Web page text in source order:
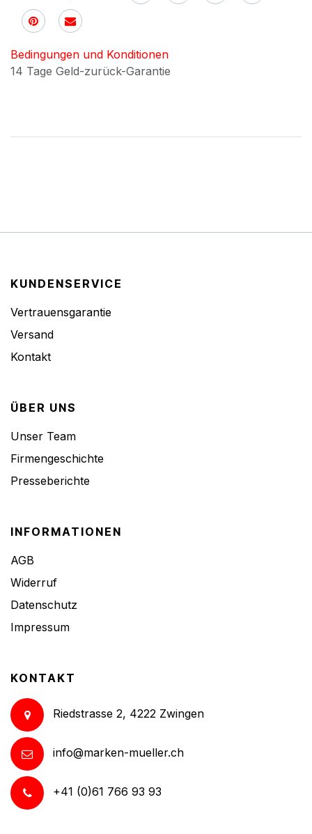
Bedingungen und Konditionen
14 Tage Geld-zurück-Garantie
KUNDENSERVICE
Vertrauensgarantie
Versand
Kontakt
ÜBER UNS
Unser Team
Firmengeschichte
Presseberichte
INFORMATIONEN
AGB
Widerruf
Datenschutz
Impressum
KONTAKT
Riedstrasse 2, 4222 Zwingen
info@marken-mueller.ch
+41 (0)61 766 93 93